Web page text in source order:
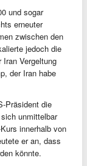
und sogar
erneuter
zwischen den
jedoch die
Vergeltung
der Iran habe
Präsident die
unmittelbar
innerhalb von
er an, dass
könnte.